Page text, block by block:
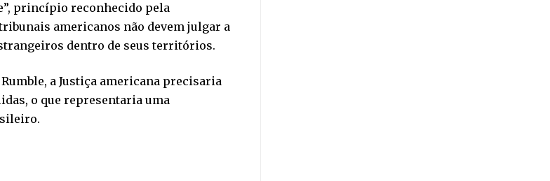
princípio reconhecido pela
americanos não devem julgar a
dentro de seus territórios.
a Justiça americana precisaria
o que representaria uma